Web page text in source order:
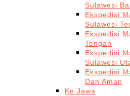
Sulawesi
Ekspedisi
Sulawesi
Ekspedisi
Tengah
Ekspedisi
Sulawesi
Ekspedisi
Dan Aman
Ke Jawa